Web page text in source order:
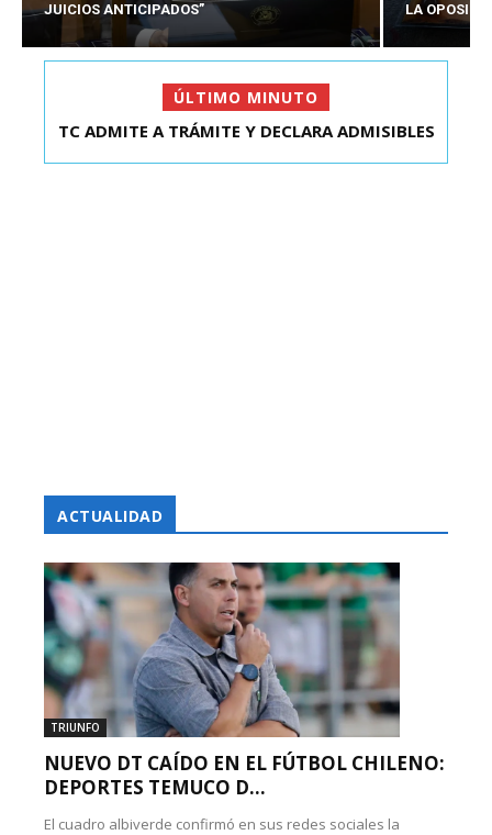
JUICIOS ANTICIPADOS”
LA
ÚLTIMO MINUTO
TC ADMITE A TRÁMITE Y DECLARA ADMISIBLES
ACTUALIDAD
TRIUNFO
NUEVO DT CAÍDO EN EL FÚTBOL CHILENO:
DEPORTES TEMUCO D...
El cuadro albiverde confirmó en sus redes sociales la